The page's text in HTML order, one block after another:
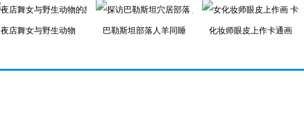
夜店舞女与野生动物 巴勒斯坦部落人羊同睡 化妆师眼皮上作卡通画